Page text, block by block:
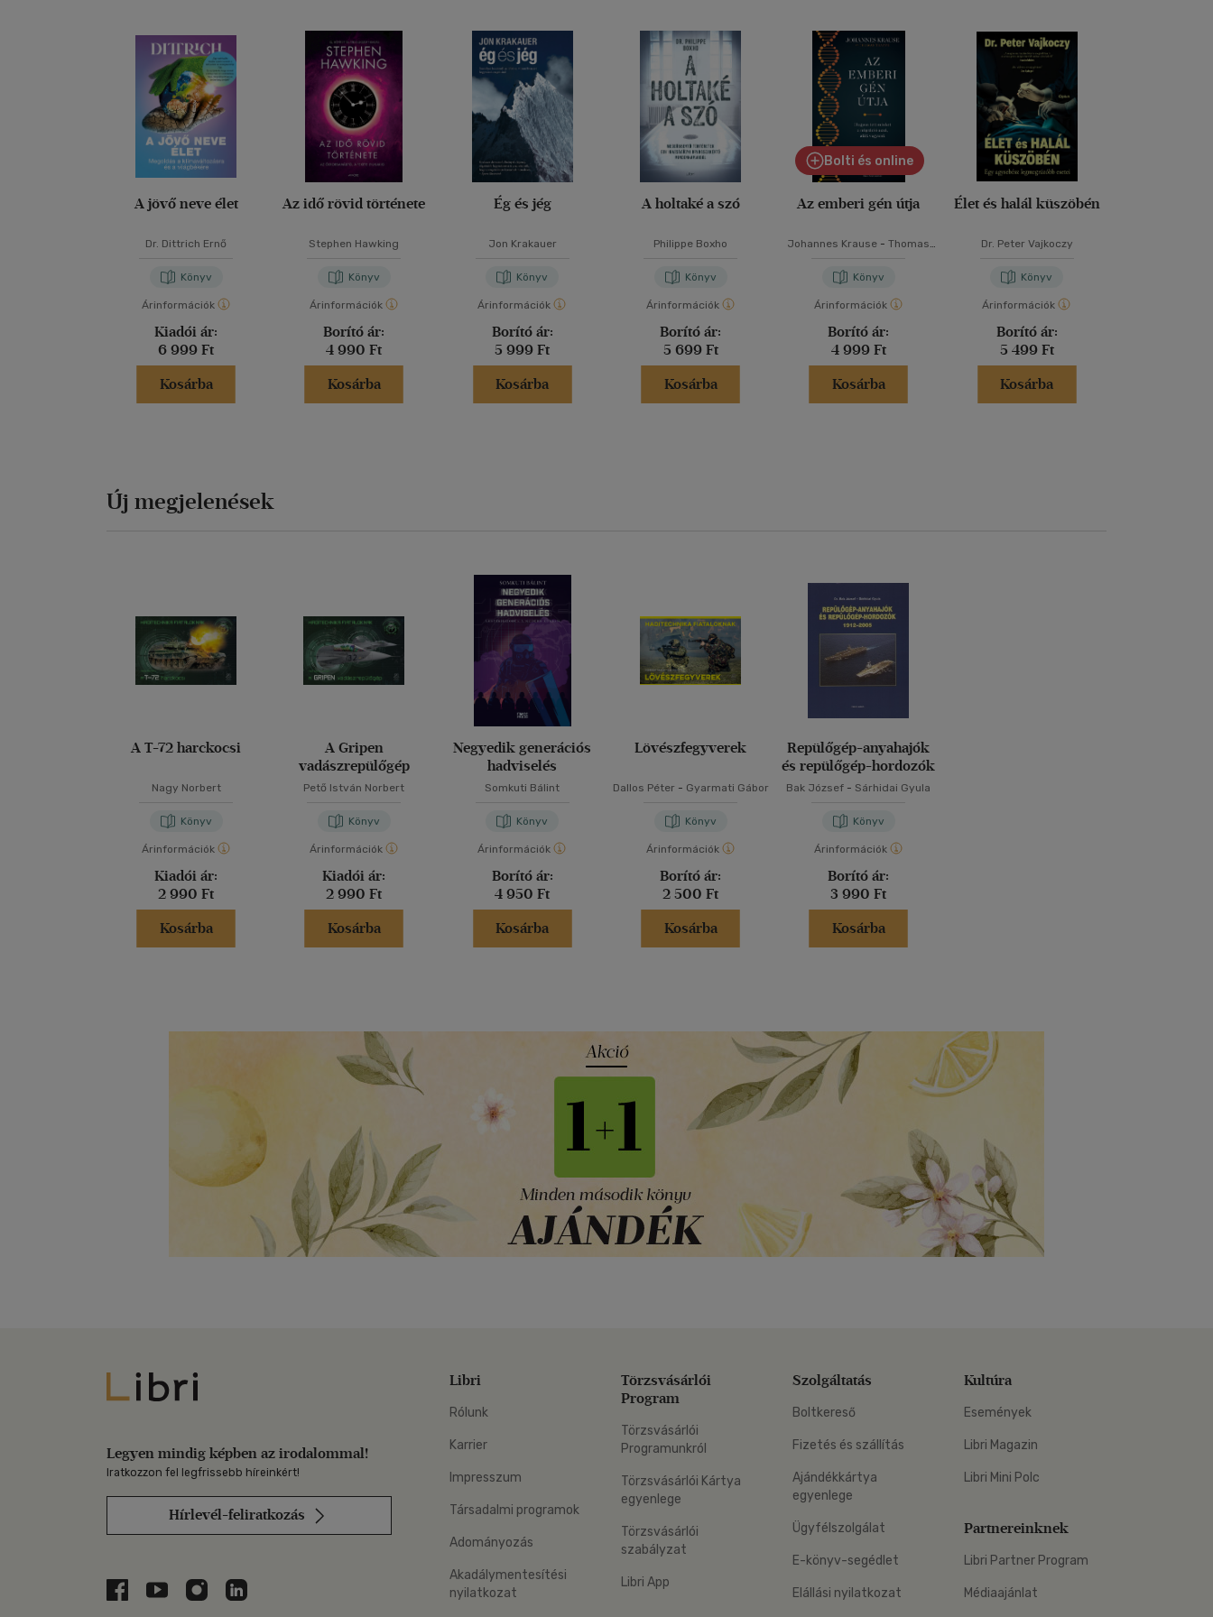
A jövő neve élet
Dr. Dittrich Ernő
Könyv
Árinformációk
Kiadói ár:
6 999 Ft
Kosárba
Az idő rövid története
Stephen Hawking
Könyv
Árinformációk
Borító ár:
4 990 Ft
Kosárba
Ég és jég
Jon Krakauer
Könyv
Árinformációk
Borító ár:
5 999 Ft
Kosárba
A holtaké a szó
Philippe Boxho
Könyv
Árinformációk
Borító ár:
5 699 Ft
Kosárba
Bolti és online
Az emberi gén útja
Johannes Krause -Thomas
Könyv
Árinformációk
Borító ár:
4 999 Ft
Kosárba
Élet és halál küszöbén
Dr. Peter Vajkoczy
Könyv
Árinformációk
Borító ár:
5 499 Ft
Kosárba
Új megjelenések
A T-72 harckocsi
Nagy Norbert
Könyv
Árinformációk
Kiadói ár:
2 990 Ft
Kosárba
A Gripen
vadászrepülőgép
Pető István Norbert
Könyv
Árinformációk
Kiadói ár:
2 990 Ft
Kosárba
Negyedik generációs
hadviselés
Somkuti Bálint
Könyv
Árinformációk
Borító ár:
4 950 Ft
Kosárba
Lövészfegyverek
Dallos Péter - Gyarmati Gábor
Könyv
Árinformációk
Borító ár:
2 500 Ft
Kosárba
Repülőgép-anyahajók
és repülőgép-hordozók
Bak József - Sárhidai Gyula
Könyv
Árinformációk
Borító ár:
3 990 Ft
Kosárba
Libri
Legyen mindig képben az irodalommal!
Iratkozzon fel legfrissebb híreinkért!
Hírlevél-feliratkozás
Libri a Facebookon
Libri a Youtube-on
Libri az Instagramon
Libri a LinkedInen
Libri
Rólunk
Karrier
Impresszum
Társadalmi programok
Adományozás
Akadálymentesítési
nyilatkozat
Törzsvásárlói
Program
Törzsvásárlói
Programunkról
Törzsvásárlói Kártya
egyenlege
Törzsvásárlói
szabályzat
Libri App
Szolgáltatás
Boltkereső
Fizetés és szállítás
Ajándékkártya
egyenlege
Ügyfélszolgálat
E-könyv-segédlet
Elállási nyilatkozat
Kultúra
Események
Libri Magazin
Libri Mini Polc
Partnereinknek
Libri Partner Program
Médiaajánlat